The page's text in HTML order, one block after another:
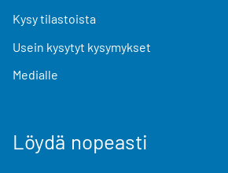
Kysy tilastoista
Usein kysytyt kysymykset
Medialle
Löydä nopeasti